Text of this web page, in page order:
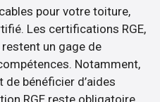
pour votre toiture,
Les certifications RGE,
un gage de
Notamment,
bénéficier d’aides